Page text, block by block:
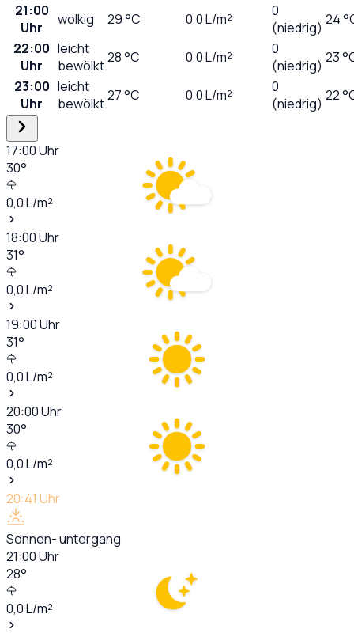
21:00
Uhr
wolkig 29°C 0,0L/m²
0
(niedrig) 24
22:00
Uhr
leicht
bewölkt28°C 0,0L/m²
0
(niedrig) 23
23:00
Uhr
leicht
bewölkt27°C 0,0L/m²
0
(niedrig) 22
17:00Uhr
30°
0,0L/m²
18:00Uhr
31°
0,0L/m²
19:00Uhr
31°
0,0L/m²
20:00Uhr
30°
0,0L/m²
20:41 Uhr
Sonnen- untergang
21:00Uhr
28°
0,0L/m²